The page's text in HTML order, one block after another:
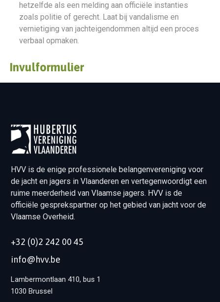
hetzelfde als een melding aan officiële instanties
zoals politie of gerecht. Laat bij vandalisme en
vernietiging van jachteigendommen altijd een proces
verbaal opmaken.
Invulformulier
HVV is de enige professionele belangenvereniging voor
de jacht en jagers in Vlaanderen en vertegenwoordigt een
ruime meerderheid van Vlaamse jagers. HVV is de
officiële gesprekspartner op het gebied van jacht voor de
Vlaamse Overheid.
+32 (0)2 242 00 45
info@hvv.be
Lambermontlaan 410, bus 1
1030 Brussel